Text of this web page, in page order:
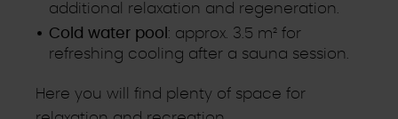
additional relaxation and regeneration.
Cold water pool : approx. 3.5 m² for
refreshing cooling after a sauna session.
Here you will find plenty of space for